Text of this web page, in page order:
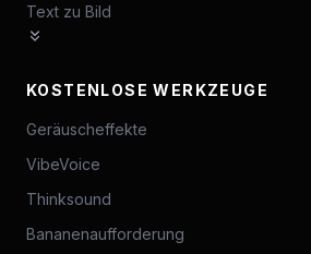
Text zu Bild
KOSTENLOSE WERKZEUGE
Geräuscheffekte
VibeVoice
Thinksound
Bananenaufforderung